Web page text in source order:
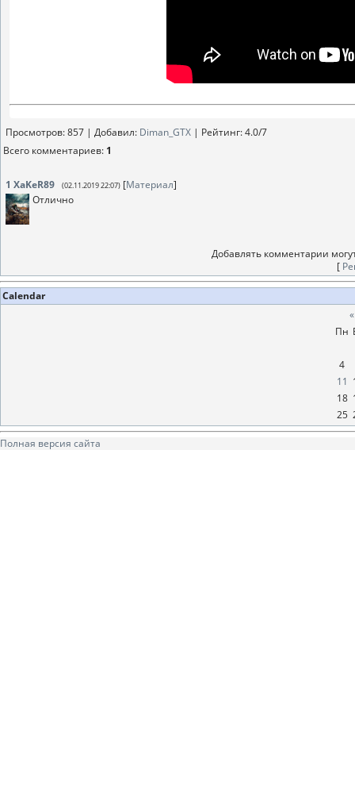
Просмотров: 857 | Добавил: Diman_GTX | Рейтинг:4.0/7
Всего комментариев: 1
1 XaKeR89 (02.11.2019 22:07) [Материал]
Отлично
Добавлять комментарии
[
Calendar
«
Пн
4
11
18
25
Полная версия сайта